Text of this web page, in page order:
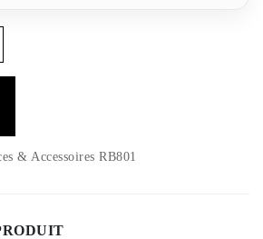
& Accessoires RB801